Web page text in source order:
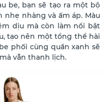
be, bạn sẽ tạo ra một bộ
nhàng và ấm áp. Màu
dịu mà còn làm nổi bật
tạo nên một tổng thể hài
phối cùng quần xanh sẽ
vẫn thanh lịch.